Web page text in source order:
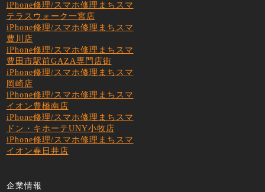
iPhone修理/スマホ修理まちスマ
テラスウォーク一宮店
iPhone修理/スマホ修理まちスマ
豊川店
iPhone修理/スマホ修理まちスマ
豊田市駅前GAZA専門店街
iPhone修理/スマホ修理まちスマ
岡崎店
iPhone修理/スマホ修理まちスマ
イオン豊橋南店
iPhone修理/スマホ修理まちスマ
ドン・キホーテUNY小牧店
iPhone修理/スマホ修理まちスマ
イオン春日井店
企業情報